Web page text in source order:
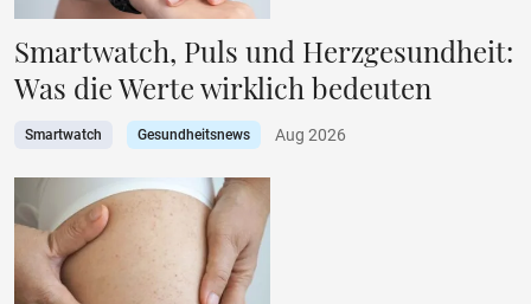
Smartwatch, Puls und Herzgesundheit:
Was die Werte wirklich bedeuten
Smartwatch Gesundheitsnews Aug 2026